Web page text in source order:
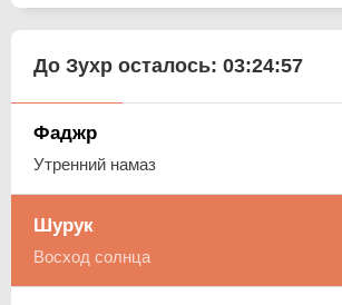
До Зухр осталось: 03:24:56
Фаджр
Утренний намаз
Шурук
Восход солнца